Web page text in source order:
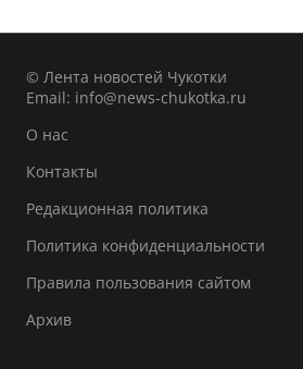
© Лента новостей Чукотки
Email: info@news-chukotka.ru
О нас
Контакты
Редакционная политика
Политика конфиденциальности
Правила пользования сайтом
Архив